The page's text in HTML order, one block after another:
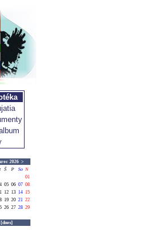
2026 >
Š P So N
01
05 06 07 08
12 13 14 15
19 20 21 22
26 27 28 29
[dnes]